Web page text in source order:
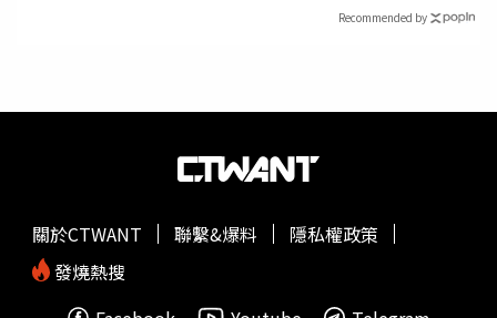
Recommended by
關於CTWANT 聯繫&爆料
隱私權政策
發燒熱搜